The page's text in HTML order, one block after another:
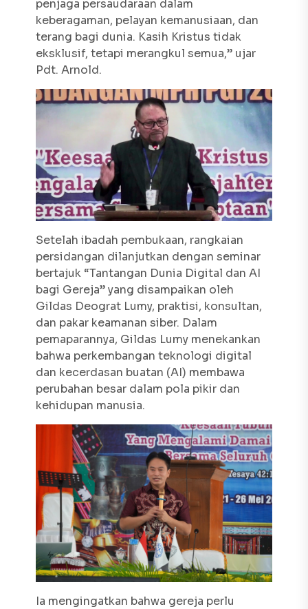
penjaga persaudaraan dalam
keberagaman, pelayan kemanusiaan, dan
terang bagi dunia. Kasih Kristus tidak
eksklusif, tetapi merangkul semua,” ujar
Pdt. Arnold.
Setelah ibadah pembukaan, rangkaian
persidangan dilanjutkan dengan seminar
bertajuk “Tantangan Dunia Digital dan AI
bagi Gereja” yang disampaikan oleh
Gildas Deograt Lumy, praktisi, konsultan,
dan pakar keamanan siber. Dalam
pemaparannya, Gildas Lumy menekankan
bahwa perkembangan teknologi digital
dan kecerdasan buatan (AI) membawa
perubahan besar dalam pola pikir dan
kehidupan manusia.
Ia mengingatkan bahwa gereja perlu